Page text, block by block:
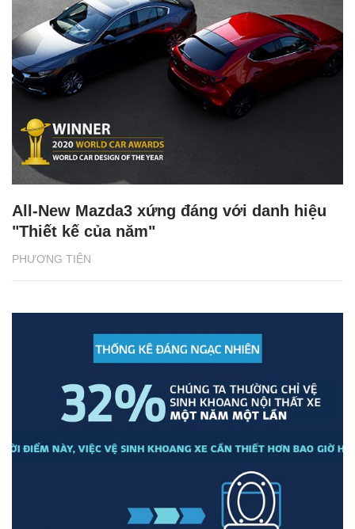
PHƯƠNG TIỆN
All-New Mazda3 xứng đáng với danh hiệu
"Thiết kế của năm"